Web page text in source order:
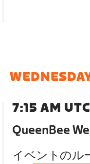
7:15 AM UTC
QueenBee
イベントのル